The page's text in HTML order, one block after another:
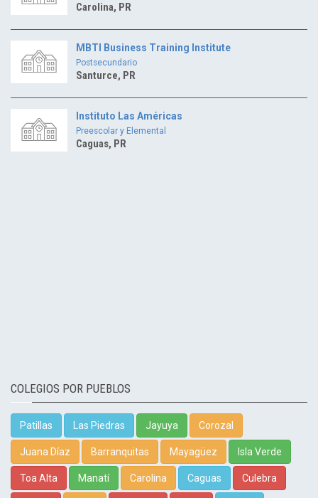
Carolina, PR
MBTI Business Training Institute
Postsecundario
Santurce, PR
Instituto Las Américas
Preescolar y Elemental
Caguas, PR
COLEGIOS POR PUEBLOS
Patillas Las Piedras Jayuya Corozal
Juana Díaz Barranquitas Mayagüez Isla Verde
Toa Alta Manatí Carolina Caguas Culebra